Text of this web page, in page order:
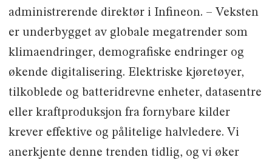
administrerende direktør i Infineon. – Veksten
er underbygget av globale megatrender som
klimaendringer, demografiske endringer og
økende digitalisering. Elektriske kjøretøyer,
tilkoblede og batteridrevne enheter, datasentre
eller kraftproduksjon fra fornybare kilder
krever effektive og pålitelige halvledere. Vi
anerkjente denne trenden tidlig, og vi øker